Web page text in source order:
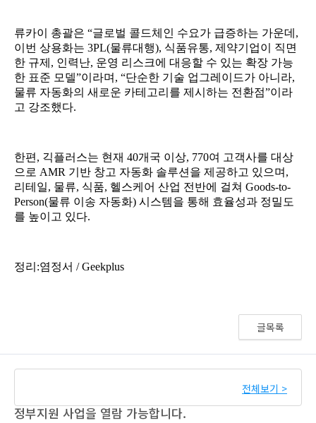
글목록
전체보기 >
정부지원 사업을 열람 가능합니다.